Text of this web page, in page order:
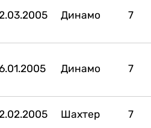
Динамо 7
Динамо 7
Шахтер 7